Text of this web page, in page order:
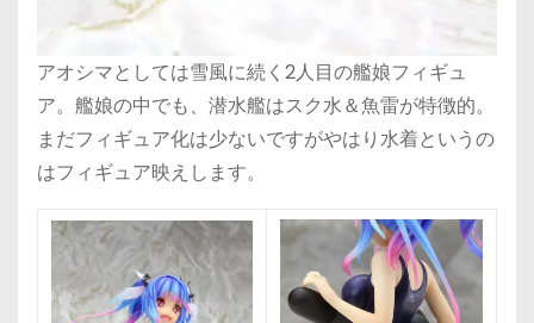
アオシマとしては雪風に続く2人目の艦娘フィギュ
ア。艦娘の中でも、潜水艦はスク水＆魚雷が特徴的。
まだフィギュア化は少ないですがやはり水着というの
はフィギュア映えします。